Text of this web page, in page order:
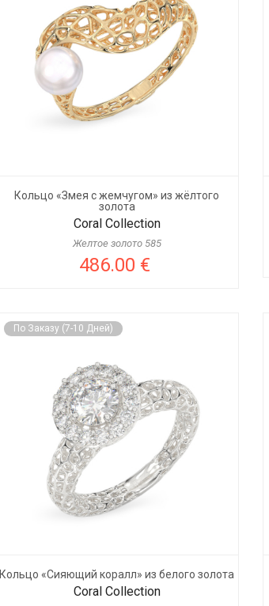
Кольцо «Змея с жемчугом» из жёлтого
золота
Coral Collection
Желтое золото 585
486.00 €
По Заказу (7-10 Дней)
Кольцо «Сияющий коралл» из белого золота
Coral Collection